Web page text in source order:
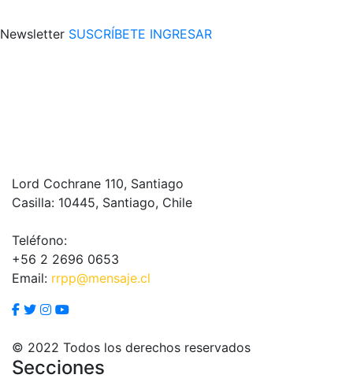
Newsletter SUSCRÍBETE INGRESAR
Lord Cochrane 110, Santiago
Casilla: 10445, Santiago, Chile
Teléfono:
+56 2 2696 0653
Email: rrpp@mensaje.cl
© 2022 Todos los derechos reservados
Secciones